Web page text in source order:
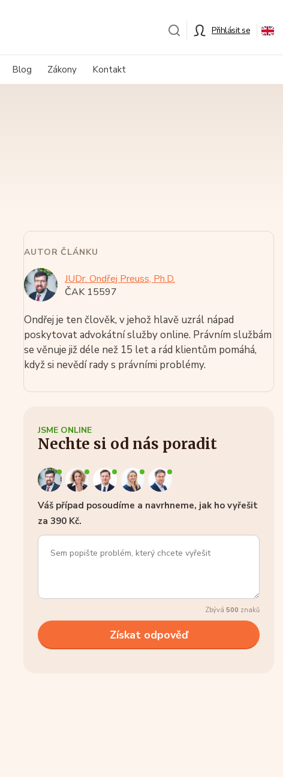
Přihlásit se
Blog Zákony Kontakt
AUTOR ČLÁNKU
JUDr. Ondřej Preuss, Ph.D.
ČAK 15597
Ondřej je ten člověk, v jehož hlavě uzrál nápad
poskytovat advokátní služby online. Právním službám
se věnuje již déle než 15 let a rád klientům pomáhá,
když si nevědí rady s právními problémy.
JSME ONLINE
Nechte si od nás poradit
Váš případ posoudíme a navrhneme, jak ho vyřešit
za 390 Kč.
Zbývá 500 znaků